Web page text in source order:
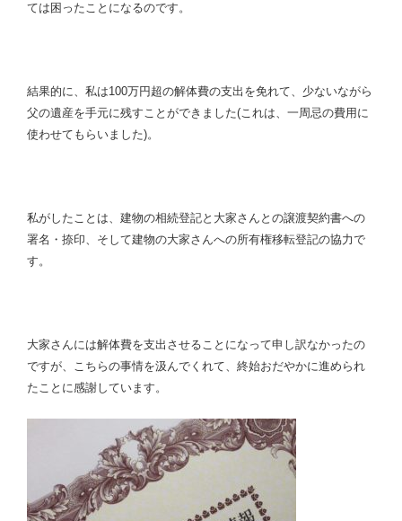
ては困ったことになるのです。
結果的に、私は100万円超の解体費の支出を免れて、少ないながら
父の遺産を手元に残すことができました(これは、一周忌の費用に
使わせてもらいました)。
私がしたことは、建物の相続登記と大家さんとの譲渡契約書への
署名・捺印、そして建物の大家さんへの所有権移転登記の協力で
す。
大家さんには解体費を支出させることになって申し訳なかったの
ですが、こちらの事情を汲んでくれて、終始おだやかに進められ
たことに感謝しています。